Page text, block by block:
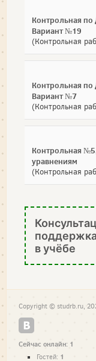
Контрольная
Вариант №19
(Контрольная
Контрольная
Вариант №7
(Контрольная
Контрольная
уравнениям
(Контрольная
в учёбе
Copyright © studrb.ru,
Сейчас онлайн: 1
Гостей: 1